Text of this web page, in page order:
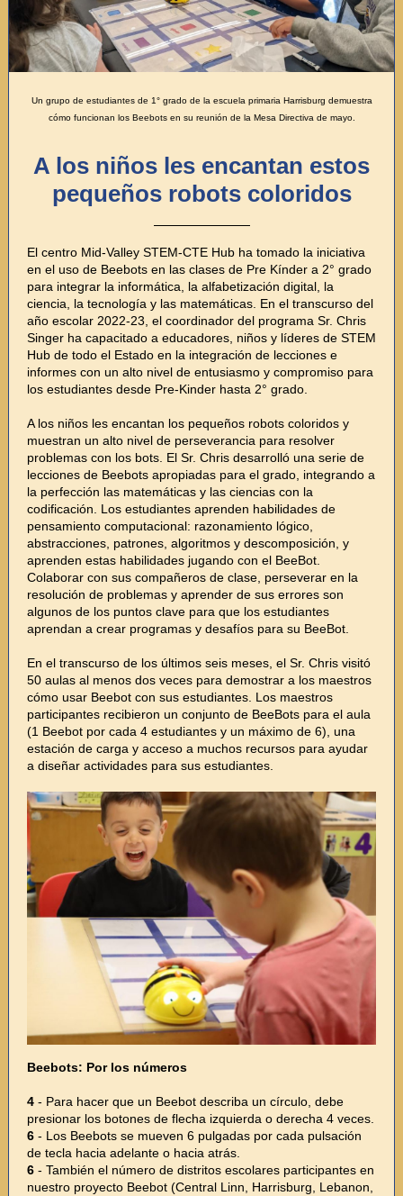
Un grupo de estudiantes de 1° grado de la escuela primaria Harrisburg demuestra
cómo funcionan los Beebots en su reunión de la Mesa Directiva de mayo.
A los niños les encantan estos
pequeños robots coloridos
El centro Mid-Valley STEM-CTE Hub ha tomado la iniciativa
en el uso de Beebots en las clases de Pre Kínder a 2° grado
para integrar la informática, la alfabetización digital, la
ciencia, la tecnología y las matemáticas. En el transcurso del
año escolar 2022-23, el coordinador del programa Sr. Chris
Singer ha capacitado a educadores, niños y líderes de STEM
Hub de todo el Estado en la integración de lecciones e
informes con un alto nivel de entusiasmo y compromiso para
los estudiantes desde Pre-Kinder hasta 2° grado.
A los niños les encantan los pequeños robots coloridos y
muestran un alto nivel de perseverancia para resolver
problemas con los bots. El Sr. Chris desarrolló una serie de
lecciones de Beebots apropiadas para el grado, integrando a
la perfección las matemáticas y las ciencias con la
codificación. Los estudiantes aprenden habilidades de
pensamiento computacional: razonamiento lógico,
abstracciones, patrones, algoritmos y descomposición, y
aprenden estas habilidades jugando con el BeeBot.
Colaborar con sus compañeros de clase, perseverar en la
resolución de problemas y aprender de sus errores son
algunos de los puntos clave para que los estudiantes
aprendan a crear programas y desafíos para su BeeBot.
En el transcurso de los últimos seis meses, el Sr. Chris visitó
50 aulas al menos dos veces para demostrar a los maestros
cómo usar Beebot con sus estudiantes. Los maestros
participantes recibieron un conjunto de BeeBots para el aula
(1 Beebot por cada 4 estudiantes y un máximo de 6), una
estación de carga y acceso a muchos recursos para ayudar
a diseñar actividades para sus estudiantes.
Beebots: Por los números
4 - Para hacer que un Beebot describa un círculo, debe
presionar los botones de flecha izquierda o derecha 4 veces.
6 - Los Beebots se mueven 6 pulgadas por cada pulsación
de tecla hacia adelante o hacia atrás.
6 - También el número de distritos escolares participantes en
nuestro proyecto Beebot (Central Linn, Harrisburg, Lebanon,